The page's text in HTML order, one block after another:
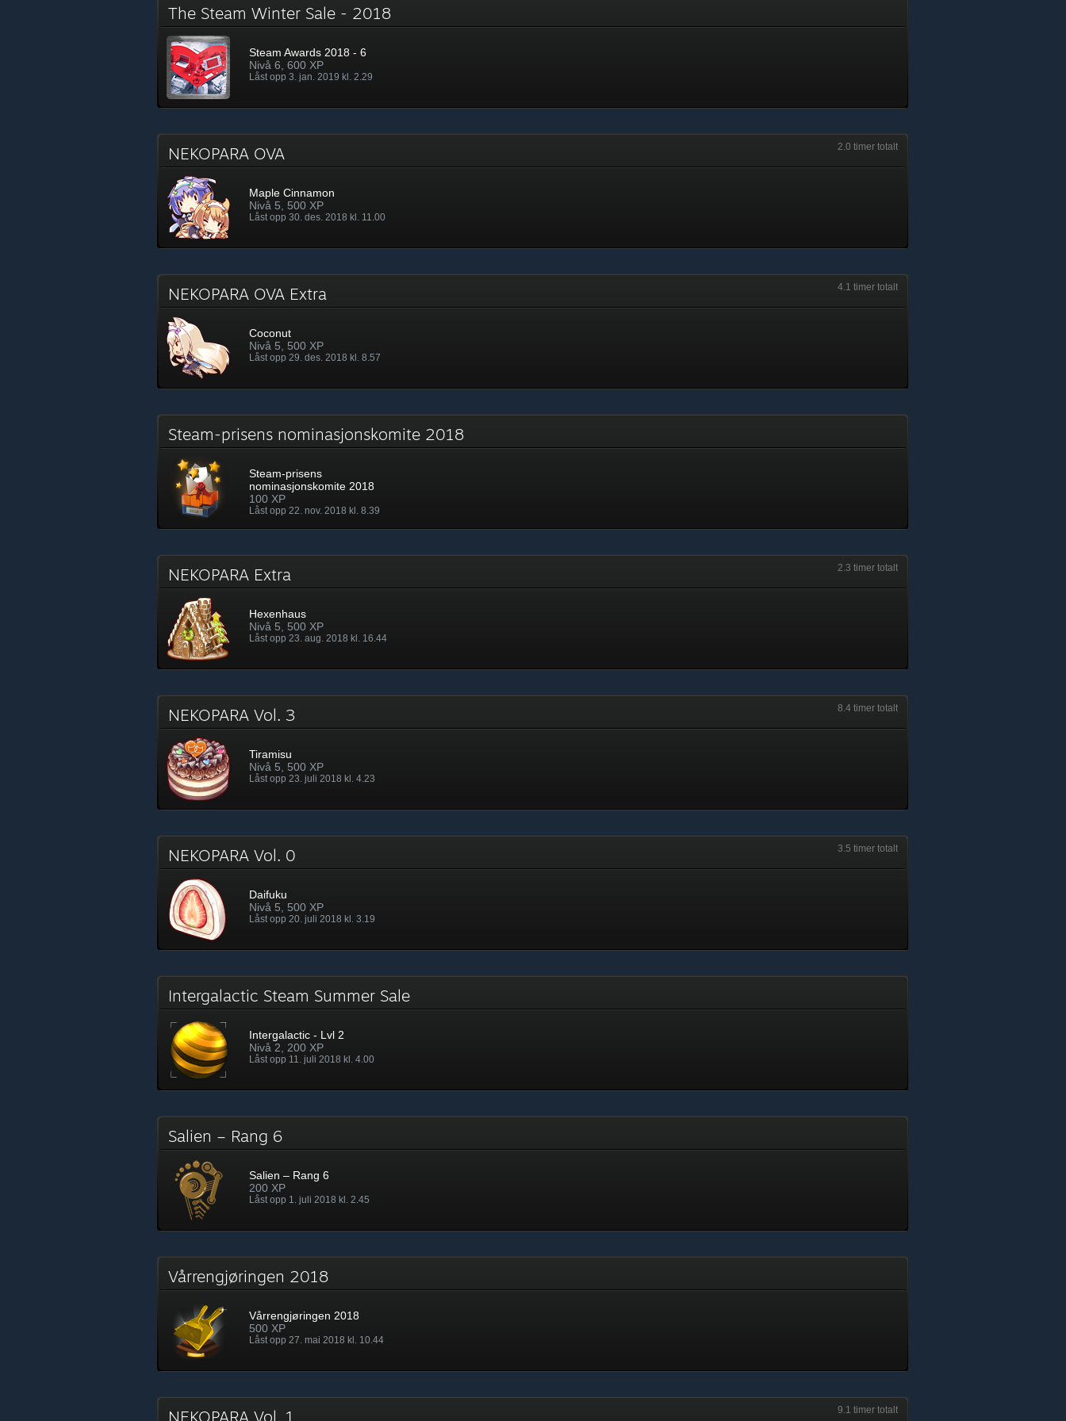
The Steam Winter Sale - 2018
Steam Awards 2018 - 6
Nivå 6, 600 XP
Låst opp 3. jan. 2019 kl. 2.29
2.0 timer totalt
NEKOPARA OVA
Maple Cinnamon
Nivå 5, 500 XP
Låst opp 30. des. 2018 kl. 11.00
4.1 timer totalt
NEKOPARA OVA Extra
Coconut
Nivå 5, 500 XP
Låst opp 29. des. 2018 kl. 8.57
Steam-prisens nominasjonskomite 2018
Steam-prisens
nominasjonskomite 2018
100 XP
Låst opp 22. nov. 2018 kl. 8.39
2.3 timer totalt
NEKOPARA Extra
Hexenhaus
Nivå 5, 500 XP
Låst opp 23. aug. 2018 kl. 16.44
8.4 timer totalt
NEKOPARA Vol. 3
Tiramisu
Nivå 5, 500 XP
Låst opp 23. juli 2018 kl. 4.23
3.5 timer totalt
NEKOPARA Vol. 0
Daifuku
Nivå 5, 500 XP
Låst opp 20. juli 2018 kl. 3.19
Intergalactic Steam Summer Sale
Intergalactic - Lvl 2
Nivå 2, 200 XP
Låst opp 11. juli 2018 kl. 4.00
Salien – Rang 6
Salien – Rang 6
200 XP
Låst opp 1. juli 2018 kl. 2.45
Vårrengjøringen 2018
Vårrengjøringen 2018
500 XP
Låst opp 27. mai 2018 kl. 10.44
9.1 timer totalt
NEKOPARA Vol. 1